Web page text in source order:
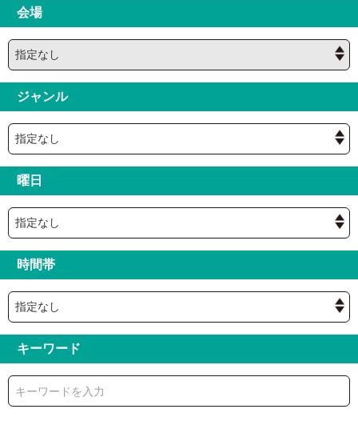
会場
ジャンル
曜日
時間帯
キーワード